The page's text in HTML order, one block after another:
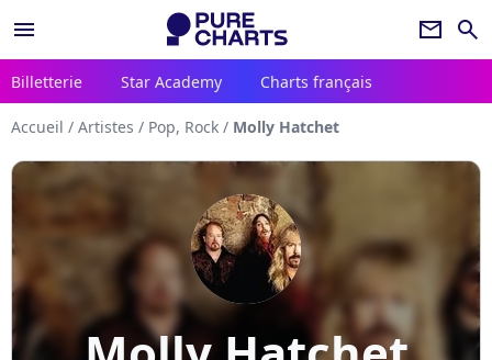
menu newsletter search
Billetterie Star Academy Charts français
Accueil / Artistes / Pop, Rock / Molly Hatchet